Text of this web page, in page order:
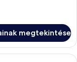
megtekintése
szoba két ággyal,